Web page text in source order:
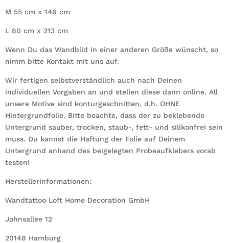
M 55 cm x 146 cm
L 80 cm x 213 cm
Wenn Du das Wandbild in einer anderen Größe wünscht, so
nimm bitte Kontakt mit uns auf.
Wir fertigen selbstverständlich auch nach Deinen
individuellen Vorgaben an und stellen diese dann online. All
unsere Motive sind konturgeschnitten, d.h. OHNE
Hintergrundfolie. Bitte beachte, dass der zu beklebende
Untergrund sauber, trocken, staub-, fett- und silikonfrei sein
muss. Du kannst die Haftung der Folie auf Deinem
Untergrund anhand des beigelegten Probeaufklebers vorab
testen!
Herstellerinformationen:
Wandtattoo Loft Home Decoration GmbH
Johnsallee 12
20148 Hamburg